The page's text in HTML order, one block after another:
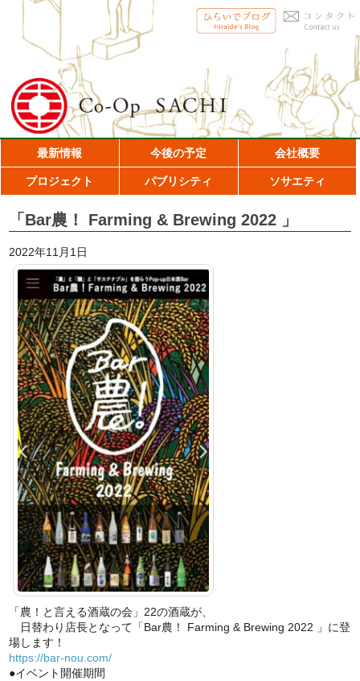
最新情報 今後の予定 会社概要
プロジェクト パブリシティ ソサエティ
「Bar農！ Farming & Brewing 2022 」
2022年11月1日
「農！と言える酒蔵の会」22の酒蔵が、
日替わり店長となって「Bar農！ Farming & Brewing 2022 」に登
場します！
https://bar-nou.com/
●イベント開催期間